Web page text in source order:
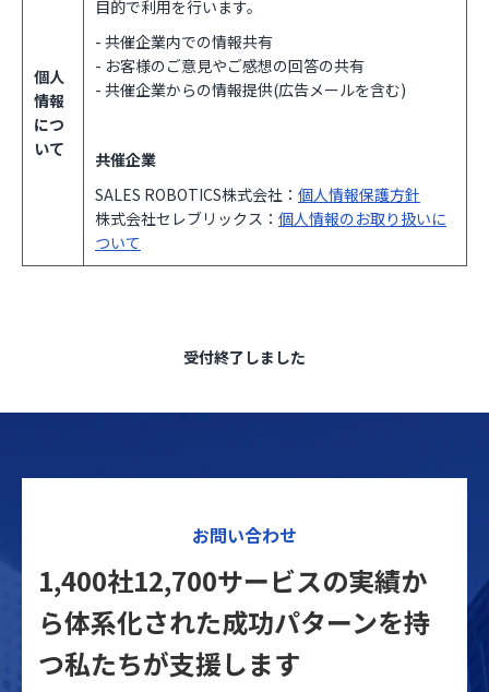
個人
情報
につ
いて
目的で利用を行います。
- 共催企業内での情報共有
- お客様のご意見やご感想の回答の共有
- 共催企業からの情報提供(広告メールを含む)
共催企業
SALES ROBOTICS株式会社： 個人情報保護方針
株式会社セレブリックス： 個人情報のお取り扱いに
ついて
受付終了しました
お問い合わせ
1,400社12,700サービスの実績か
ら体系化された成功パターンを持
つ私たちが支援します